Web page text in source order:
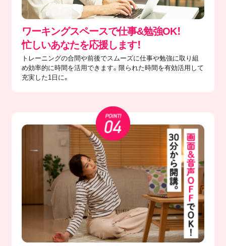
ワーキングスペースで仕事&勉強OK！
忙しいあなたを応援します！
トレーニングの合間や前後でスムーズに仕事や勉強に取り組
め効率的に時間を活用できます。限られた時間を有効活用して
充実した1日に。